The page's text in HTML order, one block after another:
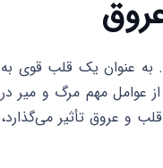
به عنوان یک قلب قوی به
عوامل مهم مرگ و میر در
و عروق تأثیر می‌گذارد،